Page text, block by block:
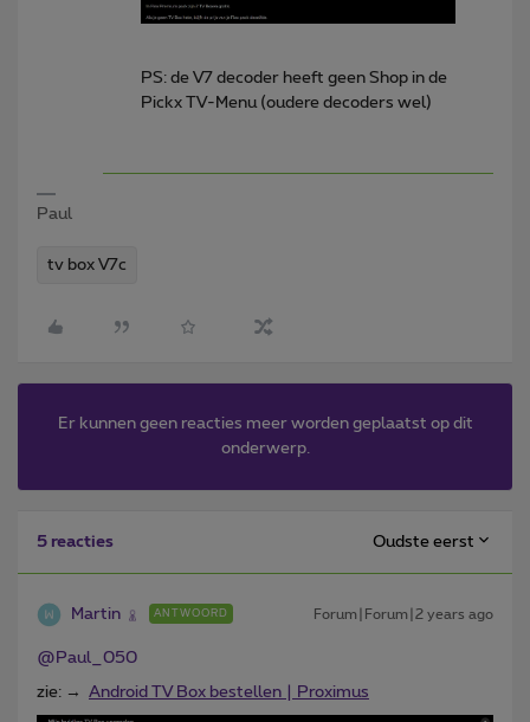
PS: de V7 decoder heeft geen Shop in de
Pickx TV-Menu (oudere decoders wel)
Paul
tv box V7c
Er kunnen geen reacties meer worden geplaatst op dit
onderwerp.
5 reacties Oudste eerst
Martin ANTWOORD Forum|Forum|2 years ago
@Paul_050
zie: → Android TV Box bestellen | Proximus